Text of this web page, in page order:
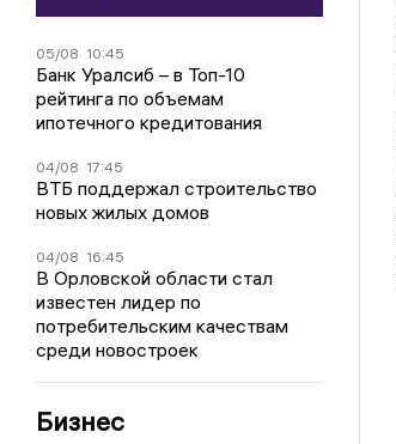
05/08 10:45
Банк Уралсиб – в Топ-10
рейтинга по объемам
ипотечного кредитования
04/08 17:45
ВТБ поддержал строительство
новых жилых домов
04/08 16:45
В Орловской области стал
известен лидер по
потребительским качествам
среди новостроек
Бизнес